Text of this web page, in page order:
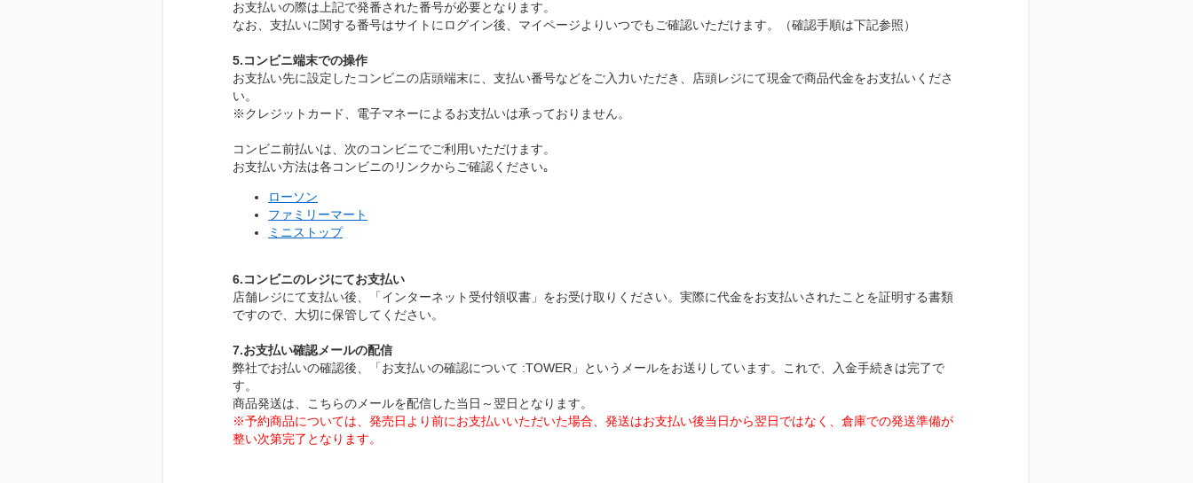
お支払いの際は上記で発番された番号が必要となります。
なお、支払いに関する番号はサイトにログイン後、マイページよりいつでもご確認いただけます。（確認手順は下記参照）
5.コンビニ端末での操作
お支払い先に設定したコンビニの店頭端末に、支払い番号などをご入力いただき、店頭レジにて現金で商品代金をお支払いくださ
い。
※クレジットカード、電子マネーによるお支払いは承っておりません。
コンビニ前払いは、次のコンビニでご利用いただけます。
お支払い方法は各コンビニのリンクからご確認ください｡
ローソン
ファミリーマート
ミニストップ
6.コンビニのレジにてお支払い
店舗レジにて支払い後、「インターネット受付領収書」をお受け取りください。実際に代金をお支払いされたことを証明する書類
ですので、大切に保管してください。
7.お支払い確認メールの配信
弊社でお払いの確認後、「お支払いの確認について :TOWER」というメールをお送りしています。これで、入金手続きは完了で
す。
商品発送は、こちらのメールを配信した当日～翌日となります。
※予約商品については、発売日より前にお支払いいただいた場合、発送はお支払い後当日から翌日ではなく、倉庫での発送準備が
整い次第完了となります。